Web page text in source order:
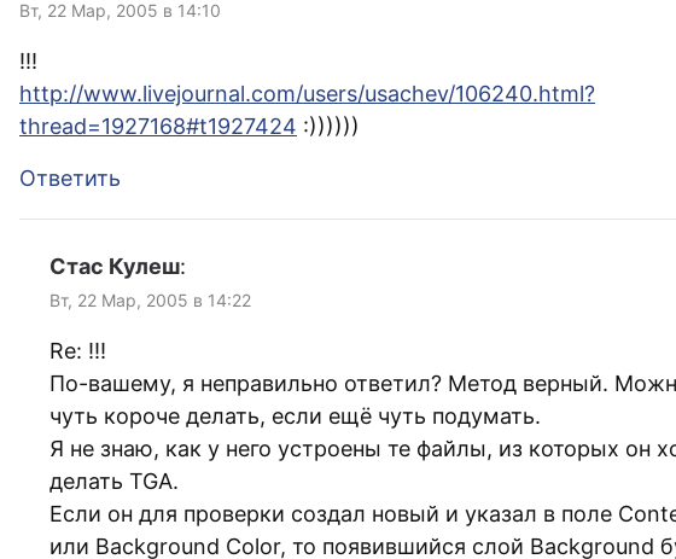
Вт, 22 Мар, 2005 в 14:10
!!!
http://www.livejournal.com/users/usachev/106240.html?
thread=1927168#t1927424 :))))))
Ответить
Стас Кулеш:
Вт, 22 Мар, 2005 в 14:22
Re: !!!
По-вашему, я неправильно ответил? Метод верный.
чуть короче делать, если ещё чуть подумать.
Я не знаю, как у него устроены те файлы, из которых он
делать TGA.
Если он для проверки создал новый и указал в поле
или Background Color, то появившийся слой Background